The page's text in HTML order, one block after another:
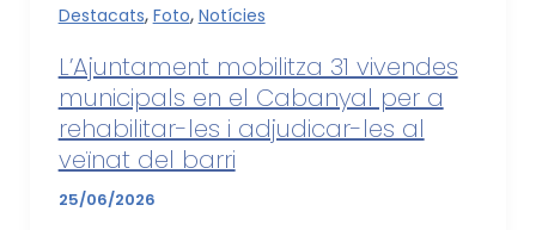
Destacats, Foto, Notícies
L’Ajuntament mobilitza 31 vivendes
municipals en el Cabanyal per a
rehabilitar-les i adjudicar-les al
veïnat del barri
25/06/2026